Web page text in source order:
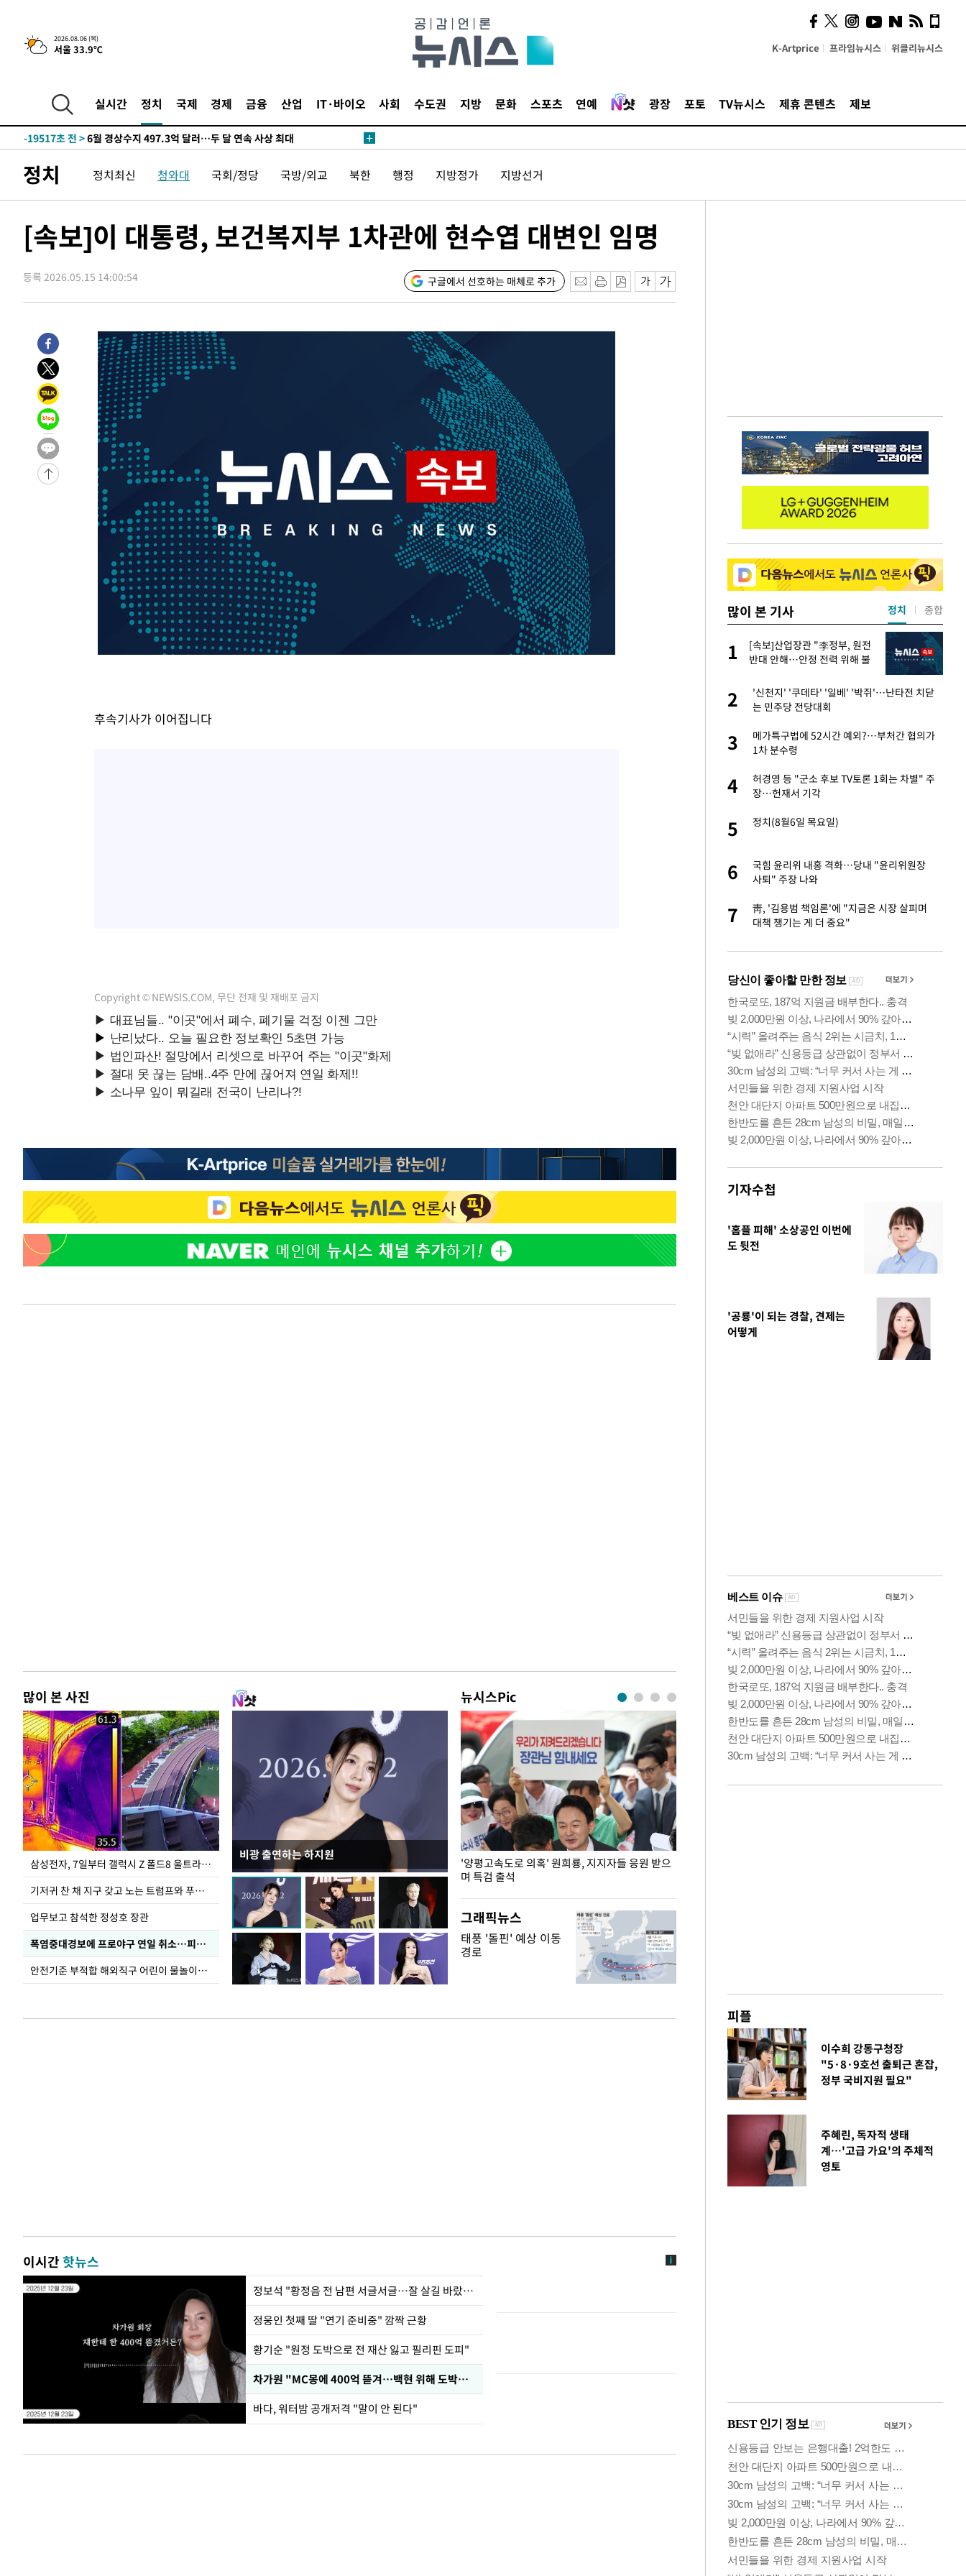
2026.08.06 (목)
서울 33.9℃ K-Artprice 프라임뉴시스 위클리뉴시스
실시간 정치 국제 경제 금융 산업 IT·바이오 사회 수도권 지방 문화 스포츠 연예 광장 포토 TV뉴시스 제휴 콘텐츠 제보
-26959초 전 >[속보]전남광주 초대 시민추천 부시장에 백승주·윤난실
-24520초 전 >서울 열대야 15일째 지속…비공식 '초열대야' 30도 넘어
-23070초 전 >
[속보]코스피, 119.51포인트(1.81%) 내린 6478.75 개장
-19517초 전 >
-19468초 전 >서울 낮 39도 '폭염중대경보'…40도 관측 가능성도
-9003초 전 >
[속보] 호르무즈 해협 이란-오만 협상 기대속 뉴욕증시 혼조 마감 다
-7358초 전 >[속보] 이란 대통령 "지금 최고지도자와 소통하기가 매우 어려워" 취
-29830초 전 >
[속보]산업장관 "李정부, 원전 반대 안해…안정 전력 위해 불가피"
색
-27914초 전 >[속보]산업장관 "美무역법 제301조 과잉생산 결과 발표 8월 중 예
-27707초 전 >[속보]코스피 매도사이드카 발동…4%대 급락
-24540초 전 >
서울 열대야 15일째 지속…비공식 '초열대야' 30도 넘어
-23107초 전 >
[속보]코스닥, 2.15포인트(0.27%) 내린 797.44 출발
-23090초 전 >
[속보]코스피, 119.51포인트(1.81%) 내린 6478.75 개장
-19537초 전 >
6월 경상수지 497.3억 달러…두 달 연속 사상 최대
-19488초 전 >
서울 낮 39도 '폭염중대경보'…40도 관측 가능성도
-16850초 전 >
미 워싱턴주 스포캔 시의 통제불능 3개 산불, 방화선 일부 구축
-9023초 전 >
[속보] 호르무즈 해협 이란-오만 협상 기대속 뉴욕증시 혼조 마감 다
우 0.49%↑
-7378초 전 >
[속보] 이란 대통령 "지금 최고지도자와 소통하기가 매우 어려워" 취
[속보] "이란-오만, 호르무즈 해협 통행 항로 합의" 이란 외무부 대변인
정치 정치최신 청와대 국회/정당 국방/외교 북한 행정 지방정가 지방선거
[속보]이 대통령, 보건복지부 1차관에 현수엽 대변인 임명
등록 2026.05.15 14:00:54 구글에서 선호하는 매체로 추가
후속기사가 이어집니다
Copyright © NEWSIS.COM, 무단 전재 및 재배포 금지
많이 본 사진
삼성전자, 7일부터 갤럭시 Z 폴드8 울트라·폴드8·플립8 출시
기저귀 찬 채 지구 갖고 노는 트럼프와 푸틴 형상 미로
업무보고 참석한 정성호 장관
폭염중대경보에 프로야구 연일 취소…피칭 연습장 '52도'
안전기준 부적합 해외직구 어린이 물놀이용품 판매 중단 요청한 서울시
비광 출연하는 하지원
뉴시스Pic
이재명 대통령, "수사·기소 분리 관련 대비책 최
선 다해 강구해야"
'양평고속도로 의혹' 원희룡, 지지자들 응원 받으
며 특검 출석
그래픽뉴스
태풍 '돌핀' 예상 이동
경로
이시간핫뉴스
정보석 "황정음 전 남편 서글서글…잘 살길 바랐는데"
정웅인 첫째 딸 "연기 준비중" 깜짝 근황
황기순 "원정 도박으로 전 재산 잃고 필리핀 도피"
차가원 "MC몽에 400억 뜯겨…백현 위해 도박빚 갚아줘"
바다, 워터밤 공개저격 "말이 안 된다"
많이 본 기사
1
정웅인 첫째 딸, 연기자 지
망…또 배우 꿈꾸는 스타 2세
1
[속보]산업장관 "李정부, 원전
반대 안해…안정 전력 위해 불
2
'신천지' '쿠데타' '일베' '박쥐'…난타전 치닫
는 민주당 전당대회
3
메가특구법에 52시간 예외?…부처간 협의가
1차 분수령
4
허경영 등 "군소 후보 TV토론 1회는 차별" 주
장…헌재서 기각
5 정치(8월6일 목요일)
6
국힘 윤리위 내홍 격화…당내 "윤리위원장
사퇴" 주장 나와
7
靑, '김용범 책임론'에 "지금은 시장 살피며
대책 챙기는 게 더 중요"
정치 종합
기자수첩
'홈플 피해' 소상공인 이번에
도 뒷전
'공룡'이 되는 경찰, 견제는
어떻게
피플
이수희 강동구청장
"5·8·9호선 출퇴근 혼잡,
정부 국비지원 필요"
주혜린, 독자적 생태
계…'고급 가요'의 주체적
영토